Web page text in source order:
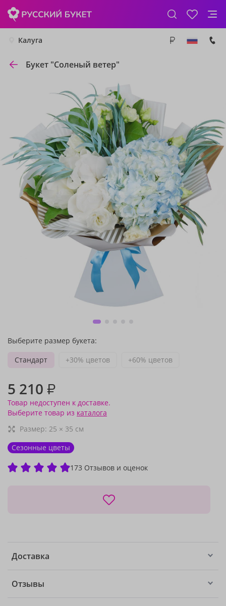
Калуга
Букет "Соленый ветер"
Выберите размер букета:
Стандарт
+30% цветов +60% цветов
5 210 ₽
Товар недоступен к доставке.
Выберите товар из каталога
Размер: 25 × 35 см
Сезонные цветы
173 Отзывов и оценок
Доставка
Отзывы